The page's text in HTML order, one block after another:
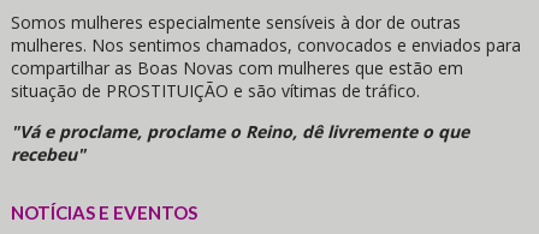
Somos mulheres especialmente sensíveis à dor de outras
mulheres. Nos sentimos chamados, convocados e enviados para
compartilhar as Boas Novas com mulheres que estão em
situação de PROSTITUIÇÃO e são vítimas de tráfico.
"Vá e proclame, proclame o Reino, dê livremente o que
recebeu"
NOTÍCIAS E EVENTOS